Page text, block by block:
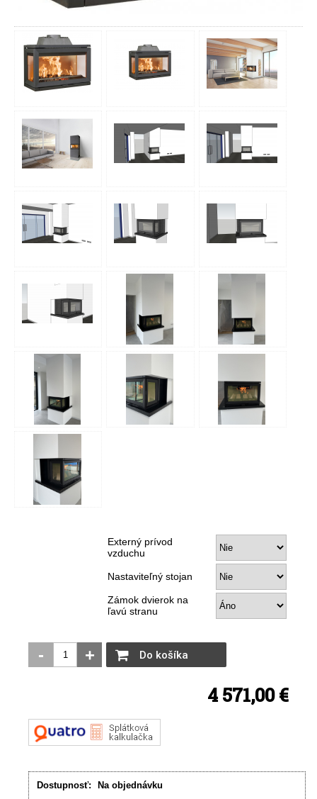
Externý prívod
vzduchu
Nastaviteľný stojan
Zámok dvierok na
ľavú stranu
- + Do košíka
4 571,00 €
Dostupnosť: Na objednávku